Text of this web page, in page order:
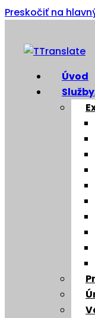
Preskočiť na
Úvod
Služby